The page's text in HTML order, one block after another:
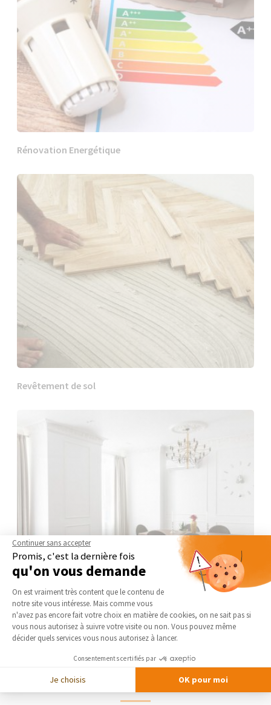
Rénovation Energétique
Revêtement de sol
Salon et salle à manger
Continuer sans accepter
Promis, c'est la dernière fois
qu'on vous demande
Plateforme de Gestion du
On est vraiment très content que le contenu de
notre site vous intéresse. Mais comme vous
n'avez pas encore fait votre choix en matière de cookies, on ne sait pas si
vous nous autorisez à suivre votre visite ou non. Vous pouvez même
décider quels services vous nous autorisez à lancer.
Consentements certifiés par
Je choisis OK pour moi
Axeptio consent